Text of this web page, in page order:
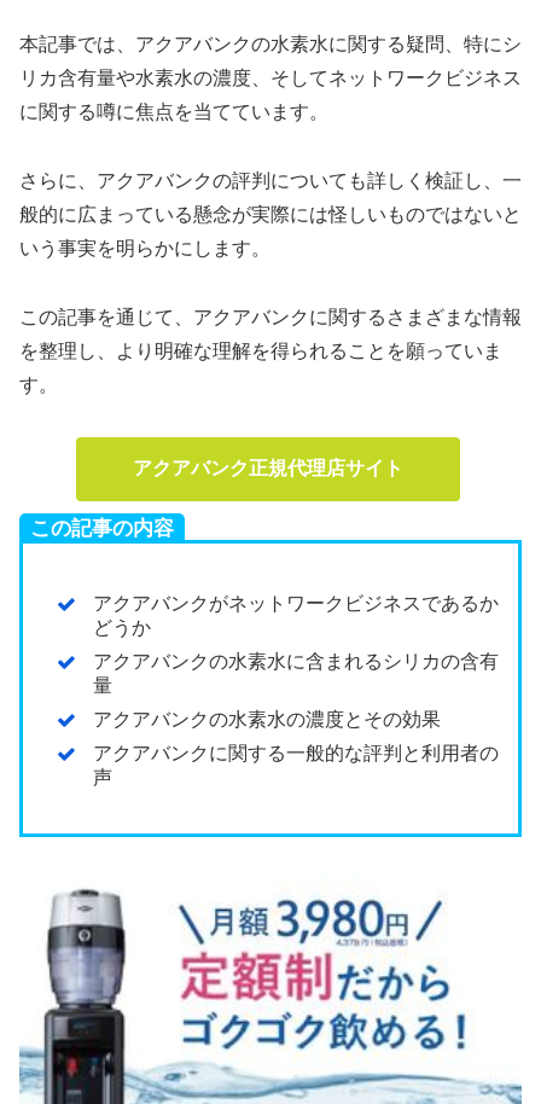
本記事では、アクアバンクの水素水に関する疑問、特にシ
リカ含有量や水素水の濃度、そしてネットワークビジネス
に関する噂に焦点を当てています。
さらに、アクアバンクの評判についても詳しく検証し、一
般的に広まっている懸念が実際には怪しいものではないと
いう事実を明らかにします。
この記事を通じて、アクアバンクに関するさまざまな情報
を整理し、より明確な理解を得られることを願っていま
す。
アクアバンク正規代理店サイト
この記事の内容
アクアバンクがネットワークビジネスであるか
どうか
アクアバンクの水素水に含まれるシリカの含有
量
アクアバンクの水素水の濃度とその効果
アクアバンクに関する一般的な評判と利用者の
声